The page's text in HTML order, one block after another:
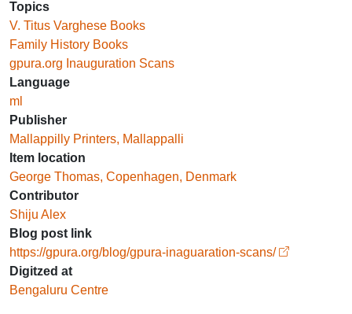
Topics
V. Titus Varghese Books
Family History Books
gpura.org Inauguration Scans
Language
ml
Publisher
Mallappilly Printers, Mallappalli
Item location
George Thomas, Copenhagen, Denmark
Contributor
Shiju Alex
Blog post link
https://gpura.org/blog/gpura-inaguaration-scans/
Digitzed at
Bengaluru Centre